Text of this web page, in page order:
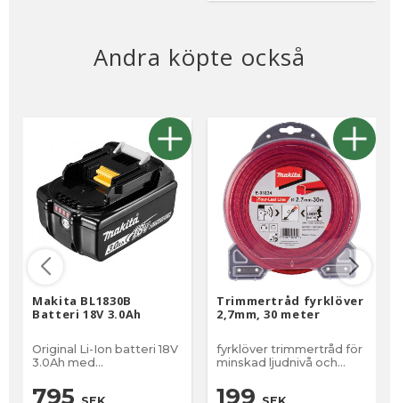
Andra köpte också
Makita BL1830B
Batteri 18V 3.0Ah
Original Li-Ion batteri 18V
3.0Ah med
795
Trimmertråd fyrklöver
2,7mm, 30 meter
fyrklöver trimmertråd för
minskad ljudnivå och
199